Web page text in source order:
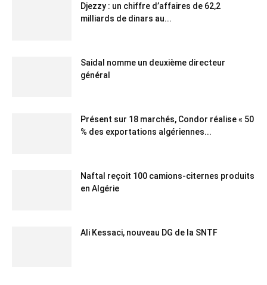
Djezzy : un chiffre d’affaires de 62,2
milliards de dinars au...
Saidal nomme un deuxième directeur
général
Présent sur 18 marchés, Condor réalise « 50
% des exportations algériennes...
Naftal reçoit 100 camions-citernes produits
en Algérie
Ali Kessaci, nouveau DG de la SNTF